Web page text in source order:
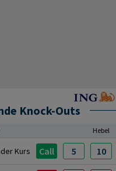
Knock-Outs
Hebel
Kurs Call 5 10